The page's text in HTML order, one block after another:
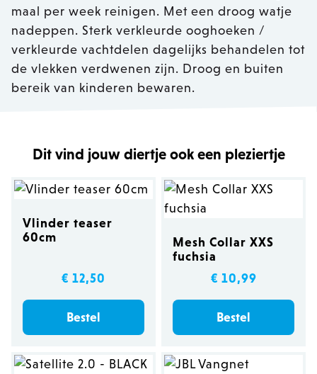
maal per week reinigen. Met een droog watje
nadeppen. Sterk verkleurde ooghoeken /
verkleurde vachtdelen dagelijks behandelen tot
de vlekken verdwenen zijn. Droog en buiten
bereik van kinderen bewaren.
Dit vind jouw diertje ook een pleziertje
Vlinder teaser
60cm
€ 12,50
Bestel
Mesh Collar XXS
fuchsia
€ 10,99
Bestel